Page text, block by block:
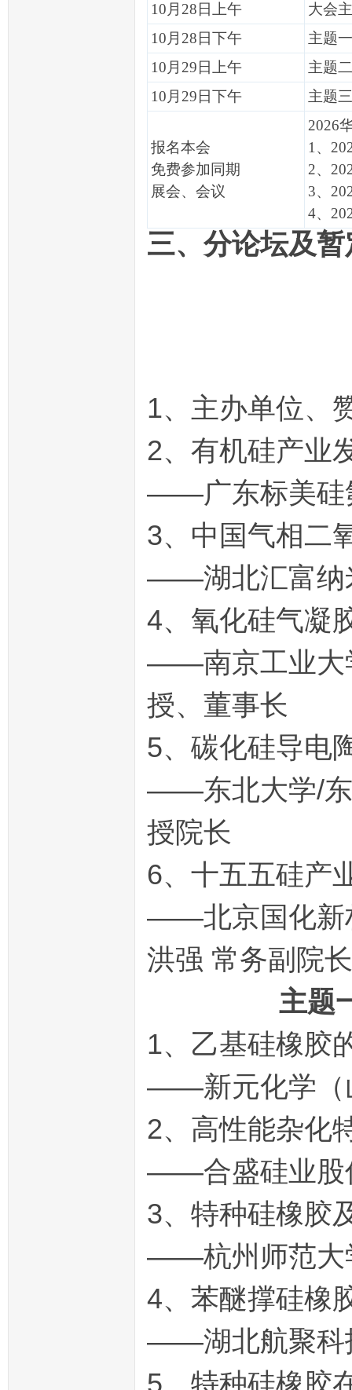
10月28日上午
大会
10月28日下午
主题
10月29日上午
主题
10月29日下午
主题
报名本会
免费参加同期
展会、会议
2026
1、
2、
3、
4、
三、分论坛及
1、主办单位、
2、有机硅产业
——广东标美硅
3、中国气相二
——湖北汇富纳
4、氧化硅气凝
——南京工业大
授、董事长
5、碳化硅导电
——东北大学/东
授院长
6、十五五硅产
——北京国化新
洪强 常务副院
主题
1、乙基硅橡胶
——新元化学（
2、高性能杂化
——合盛硅业股
3、特种硅橡胶
——杭州师范大
4、苯醚撑硅橡
——湖北航聚科
5、特种硅橡胶